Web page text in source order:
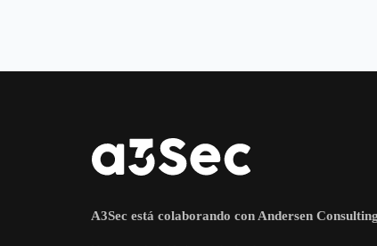
A3Sec está colaborando con Andersen Consulting